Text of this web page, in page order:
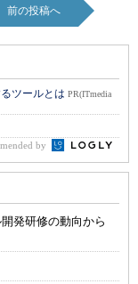
前の投稿へ
ツールとは PR(ITmedia
by
発研修の動向から